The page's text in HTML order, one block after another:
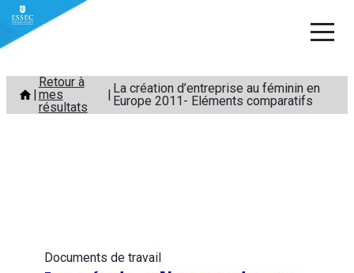
Aller
contenu
Retour à
mes
résultats
La création d’entreprise au féminin en
Europe 2011- Eléments comparatifs
Documents de travail